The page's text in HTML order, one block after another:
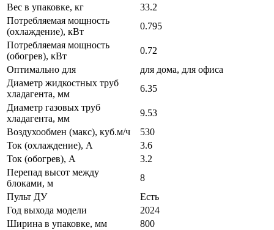
Вес в упаковке, кг
33.2
Потребляемая мощность
(охлаждение), кВт
0.795
Потребляемая мощность
(обогрев), кВт
0.72
Оптимально для
для дома, для офиса
Диаметр жидкостных труб
хладагента, мм
6.35
Диаметр газовых труб
хладагента, мм
9.53
Воздухообмен (макс), куб.м/ч
530
Ток (охлаждение), А
3.6
Ток (обогрев), А
3.2
Перепад высот между
блоками, м
8
Пульт ДУ
Есть
Год выхода модели
2024
Ширина в упаковке, мм
800